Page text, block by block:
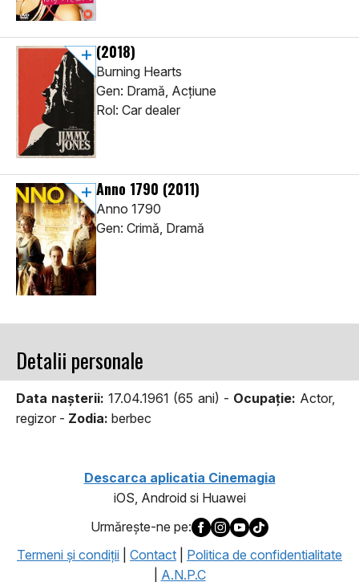
(2018)
Burning Hearts
Gen: Dramă, Acţiune
Rol: Car dealer
Anno 1790 (2011)
Anno 1790
Gen: Crimă, Dramă
Detalii personale
Data naşterii: 17.04.1961 (65 ani) - Ocupaţie: Actor,
regizor - Zodia: berbec
Descarca aplicatia Cinemagia
iOS, Android si Huawei
Urmăreşte-ne pe:
Termeni şi condiţii
Contact
Politica de confidentialitate
A.N.P.C